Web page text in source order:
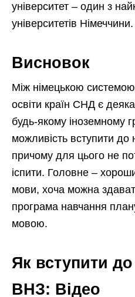
університет – один з
університетів Німеччини.
Висновок
Між німецькою
освіти країн СНД є
будь-якому іноземному
можливість вступити до
причому для цього не
іспити. Головне –
мови, хоча можна
програма навчання
мовою.
Як вступити
ВНЗ: Відео